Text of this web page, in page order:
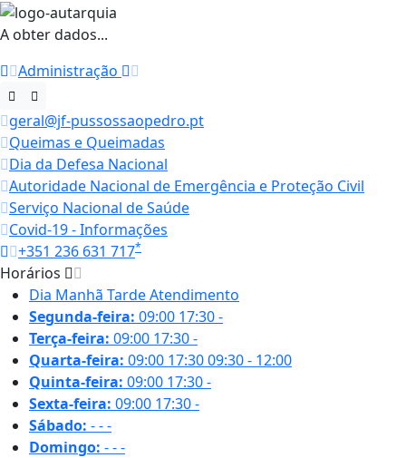
A obter dados...
Administração
geral@jf-pussossaopedro.pt
Queimas e Queimadas
Dia da Defesa Nacional
Autoridade Nacional de Emergência e Proteção Civil
Serviço Nacional de Saúde
Covid-19 - Informações
+351 236 631 717*
Horários
Dia Manhã TardeAtendimento
Segunda-feira: 09:00 17:30-
Terça-feira: 09:00 17:30-
Quarta-feira: 09:00 17:3009:30 - 12:00
Quinta-feira: 09:00 17:30-
Sexta-feira: 09:00 17:30-
Sábado: ---
Domingo: ---